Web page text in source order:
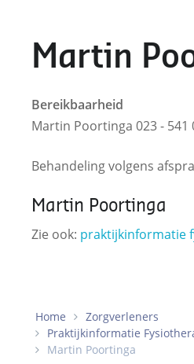
Martin
Bereikbaarheid
Martin Poortinga 023 - 541
Behandeling volgens
Martin Poortinga
Zie ook: praktijkinformatie
Home
Zorgverleners
Praktijkinformatie
Martin Poortinga